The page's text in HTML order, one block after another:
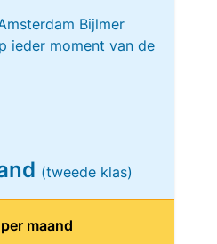
Bijlmer
ieder moment van de
(tweede klas)
maand